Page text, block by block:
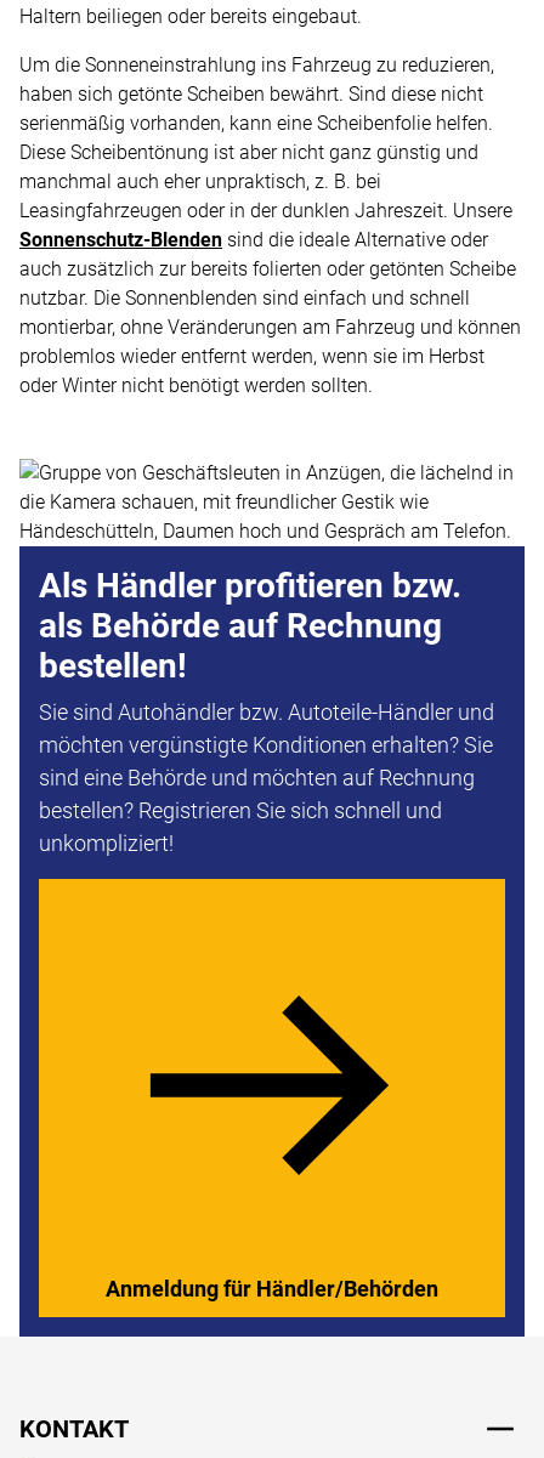
Haltern beiliegen oder bereits eingebaut.
Um die Sonneneinstrahlung ins Fahrzeug zu reduzieren,
haben sich getönte Scheiben bewährt. Sind diese nicht
serienmäßig vorhanden, kann eine Scheibenfolie helfen.
Diese Scheibentönung ist aber nicht ganz günstig und
manchmal auch eher unpraktisch, z. B. bei
Leasingfahrzeugen oder in der dunklen Jahreszeit. Unsere
Sonnenschutz-Blenden sind die ideale Alternative oder
auch zusätzlich zur bereits folierten oder getönten Scheibe
nutzbar. Die Sonnenblenden sind einfach und schnell
montierbar, ohne Veränderungen am Fahrzeug und können
problemlos wieder entfernt werden, wenn sie im Herbst
oder Winter nicht benötigt werden sollten.
Als Händler profitieren bzw.
als Behörde auf Rechnung
bestellen!
Sie sind Autohändler bzw. Autoteile-Händler und
möchten vergünstigte Konditionen erhalten? Sie
sind eine Behörde und möchten auf Rechnung
bestellen? Registrieren Sie sich schnell und
unkompliziert!
Anmeldung für Händler/Behörden
KONTAKT